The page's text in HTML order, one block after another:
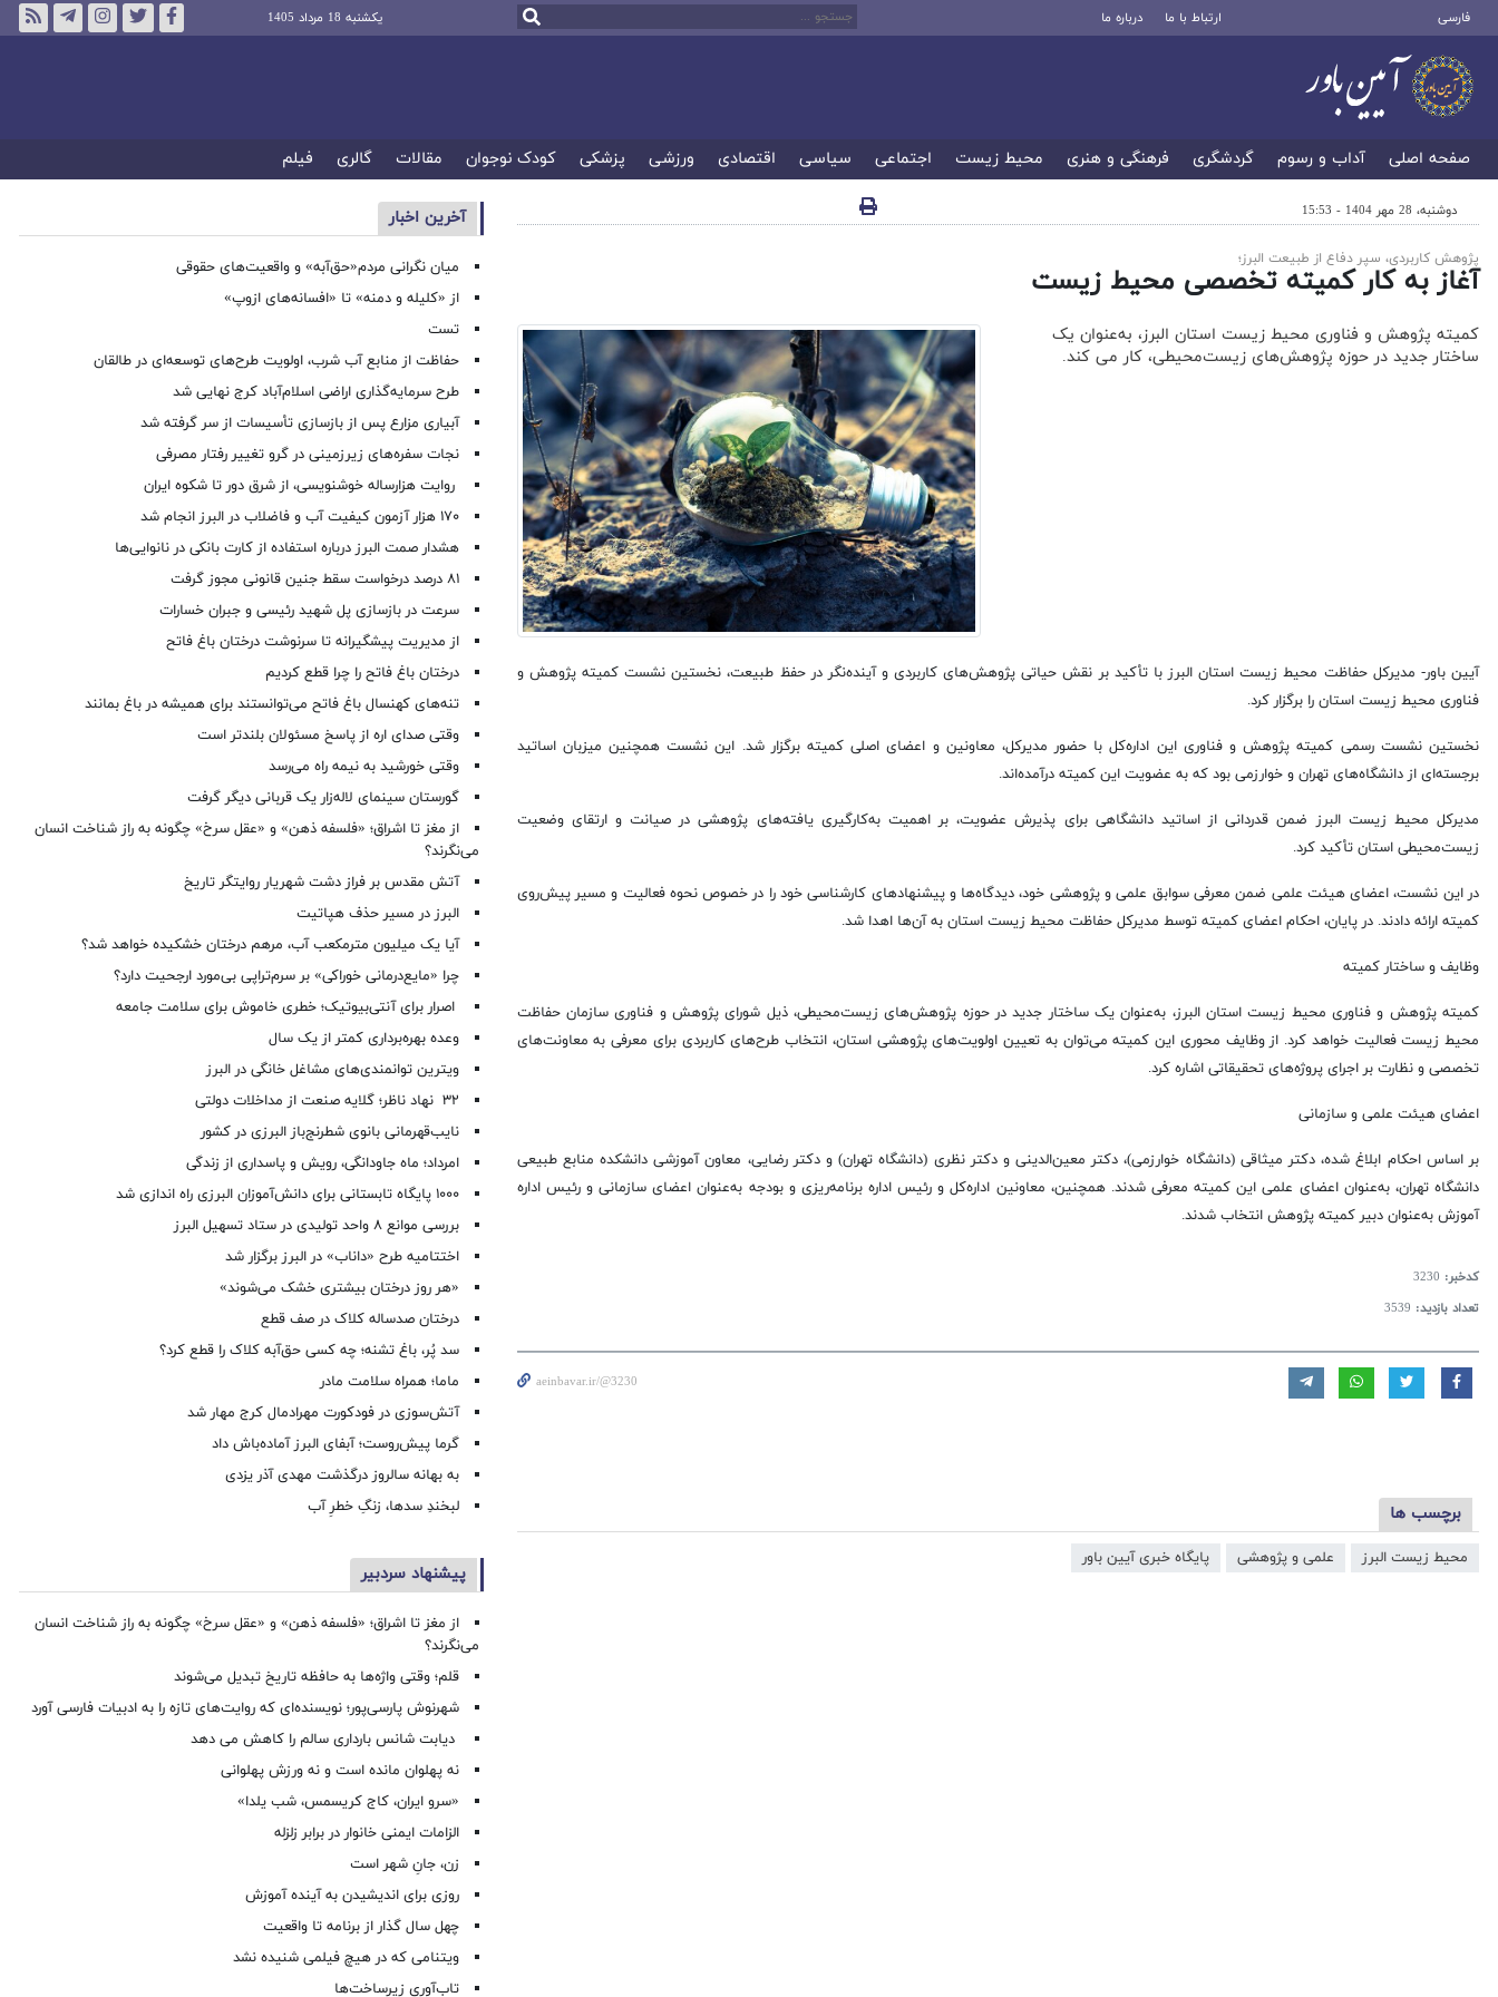
فارسی ارتباط با ما درباره ما یکشنبه 18 مرداد 1405
صفحه اصلی آداب و رسوم گردشگری فرهنگی و هنری محیط زیست اجتماعی سیاسی اقتصادی ورزشی پزشکی کودک نوجوان مقالات گالری فیلم
دوشنبه، 28 مهر 1404 - 15:53
پژوهش کاربردی، سپر دفاع از طبیعت البرز؛
آغاز به کار کمیته تخصصی محیط زیست
کمیته پژوهش و فناوری محیط زیست استان البرز، به‌عنوان یک
ساختار جدید در حوزه پژوهش‌های زیست‌محیطی، کار می کند.
آیین باور- مدیرکل حفاظت محیط زیست استان البرز با تأکید بر نقش حیاتی پژوهش‌های کاربردی و آینده‌نگر در حفظ طبیعت، نخستین نشست کمیته پژوهش و
فناوری محیط زیست استان را برگزار کرد.
نخستین نشست رسمی کمیته پژوهش و فناوری این اداره‌کل با حضور مدیرکل، معاونین و اعضای اصلی کمیته برگزار شد. این نشست همچنین میزبان اساتید
برجسته‌ای از دانشگاه‌های تهران و خوارزمی بود که به عضویت این کمیته درآمده‌اند.
مدیرکل محیط زیست البرز ضمن قدردانی از اساتید دانشگاهی برای پذیرش عضویت، بر اهمیت به‌کارگیری یافته‌های پژوهشی در صیانت و ارتقای وضعیت
زیست‌محیطی استان تأکید کرد.
در این نشست، اعضای هیئت علمی ضمن معرفی سوابق علمی و پژوهشی خود، دیدگاه‌ها و پیشنهادهای کارشناسی خود را در خصوص نحوه فعالیت و مسیر پیش‌روی
کمیته ارائه دادند. در پایان، احکام اعضای کمیته توسط مدیرکل حفاظت محیط زیست استان به آن‌ها اهدا شد.
وظایف و ساختار کمیته
کمیته پژوهش و فناوری محیط زیست استان البرز، به‌عنوان یک ساختار جدید در حوزه پژوهش‌های زیست‌محیطی، ذیل شورای پژوهش و فناوری سازمان حفاظت
محیط زیست فعالیت خواهد کرد. از وظایف محوری این کمیته می‌توان به تعیین اولویت‌های پژوهشی استان، انتخاب طرح‌های کاربردی برای معرفی به معاونت‌های
تخصصی و نظارت بر اجرای پروژه‌های تحقیقاتی اشاره کرد.
اعضای هیئت علمی و سازمانی
بر اساس احکام ابلاغ شده، دکتر میثاقی (دانشگاه خوارزمی)، دکتر معین‌الدینی و دکتر نظری (دانشگاه تهران) و دکتر رضایی، معاون آموزشی دانشکده منابع طبیعی
دانشگاه تهران، به‌عنوان اعضای علمی این کمیته معرفی شدند. همچنین، معاونین اداره‌کل و رئیس اداره برنامه‌ریزی و بودجه به‌عنوان اعضای سازمانی و رئیس اداره
آموزش به‌عنوان دبیر کمیته پژوهش انتخاب شدند.
کدخبر: 3230
تعداد بازدید: 3539
aeinbavar.ir/@3230
برچسب ها
محیط زیست البرز علمی و پژوهشی پایگاه خبری آیین باور
آخرین اخبار
میان نگرانی مردم«حق‌آبه» و واقعیت‌های حقوقی
از «کلیله و دمنه» تا «افسانه‌های ازوپ»
تست
حفاظت از منابع آب شرب، اولویت طرح‌های توسعه‌ای در طالقان
طرح سرمایه‌گذاری اراضی اسلام‌آباد کرج نهایی شد
آبیاری مزارع پس از بازسازی تأسیسات از سر گرفته شد
نجات سفره‌های زیرزمینی در گرو تغییر رفتار مصرفی
روایت هزارساله خوشنویسی، از شرق دور تا شکوه ایران
۱۷۰ هزار آزمون کیفیت آب و فاضلاب در البرز انجام شد
هشدار صمت البرز درباره استفاده از کارت بانکی در نانوایی‌ها
۸۱ درصد درخواست‌ سقط جنین قانونی مجوز گرفت
سرعت در بازسازی پل شهید رئیسی و جبران خسارات
از مدیریت پیشگیرانه تا سرنوشت درختان باغ فاتح
درختان باغ فاتح را چرا قطع کردیم
تنه‌های کهنسال باغ فاتح می‌توانستند برای همیشه در باغ بمانند
وقتی صدای اره از پاسخ مسئولان بلندتر است
وقتی خورشید به نیمه راه می‌رسد
گورستان سینمای لاله‌زار یک قربانی دیگر گرفت
از مغز تا اشراق؛ «فلسفه ذهن» و «عقل سرخ» چگونه به راز شناخت انسان
می‌نگرند؟
آتش مقدس بر فراز دشت شهریار روایتگر تاریخ
البرز در مسیر حذف هپاتیت
آیا یک میلیون مترمکعب آب، مرهم درختان خشکیده خواهد شد؟
چرا «مایع‌درمانی خوراکی» بر سرم‌تراپی بی‌مورد ارجحیت دارد؟
اصرار برای آنتی‌بیوتیک؛ خطری خاموش برای سلامت جامعه
وعده بهره‌برداری کمتر از یک سال
ویترین توانمندی‌های مشاغل خانگی در البرز
۳۲ نهاد ناظر؛ گلایه صنعت از مداخلات دولتی
نایب‌قهرمانی بانوی شطرنج‌باز البرزی در کشور
امرداد؛ ماه جاودانگی، رویش و پاسداری از زندگی
۱۰۰۰ پایگاه تابستانی برای دانش‌آموزان البرزی راه اندازی شد
بررسی موانع ۸ واحد تولیدی در ستاد تسهیل البرز
اختتامیه طرح «داناب» در البرز برگزار شد
«هر روز درختان بیشتری خشک می‌شوند»
درختان صدساله کلاک در صف قطع
سد پُر، باغ تشنه؛ چه کسی حق‌آبه کلاک را قطع کرد؟
ماما؛ همراه سلامت مادر
آتش‌سوزی در فودکورت مهرادمال کرج مهار شد
گرما پیش‌روست؛ آبفای البرز آماده‌باش داد
به بهانه سالروز درگذشت مهدی آذر یزدی
لبخندِ سدها، زنگِ خطرِ آب
پیشنهاد سردبیر
از مغز تا اشراق؛ «فلسفه ذهن» و «عقل سرخ» چگونه به راز شناخت انسان
می‌نگرند؟
قلم؛ وقتی واژه‌ها به حافظه تاریخ تبدیل می‌شوند
شهرنوش پارسی‌پور؛ نویسنده‌ای که روایت‌های تازه را به ادبیات فارسی آورد
دیابت شانس بارداری سالم را کاهش می دهد
نه پهلوان مانده است و نه ورزش پهلوانی
«سرو ایران، کاج کریسمس، شب یلدا»
الزامات ایمنی خانوار در برابر زلزله
زن، جانِ شهر است
روزی برای اندیشیدن به آینده آموزش
چهل سال گذار از برنامه تا واقعیت
ویتنامی که در هیچ فیلمی شنیده نشد
تاب‌آوری زیرساخت‌ها